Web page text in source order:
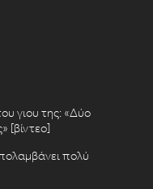
γιου της: «Δύο
[βίντεο]
πολύ